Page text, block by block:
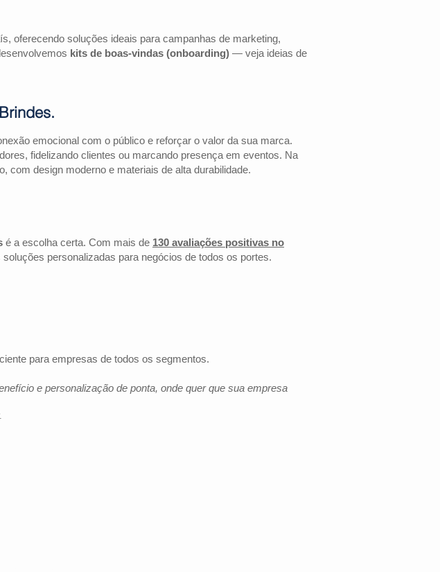
oferecendo soluções ideais para campanhas de marketing,
kits de boas-vindas (onboarding) — veja ideias de
emocional com o público e reforçar o valor da sua marca.
fidelizando clientes ou marcando presença em eventos. Na
com design moderno e materiais de alta durabilidade.
é a escolha certa. Com mais de 130 avaliações positivas no
personalizadas para negócios de todos os portes.
para empresas de todos os segmentos.
e personalização de ponta, onde quer que sua empresa
.